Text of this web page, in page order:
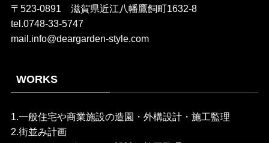
〒523-0891 滋賀県近江八幡鷹飼町1632-8
tel.0748-33-5747
mail.info@deargarden-style.com
WORKS
1.一般住宅や商業施設の造園・外構設計・施工監理
2.街並み計画